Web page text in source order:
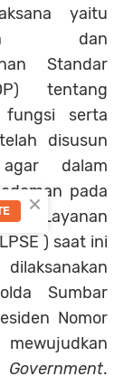
yaitu
dan
Standar
tentang
fungsi serta
disusun
dalam
pada
Layanan
) saat ini
Sumbar
Nomor
Government.
×